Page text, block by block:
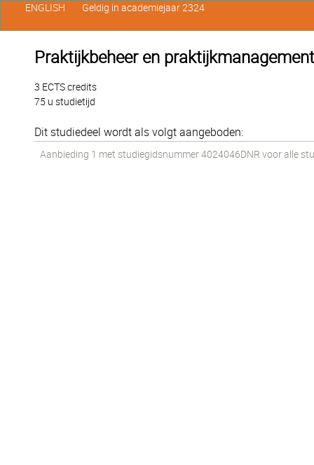
Praktijkbeheer en praktijkmanagement
3 ECTS credits
75 u studietijd
Dit studiedeel wordt als volgt aangeboden:
Aanbieding 1 met studiegidsnummer 4024046DNR voor alle
ENGLISH Geldig in academiejaar 2324